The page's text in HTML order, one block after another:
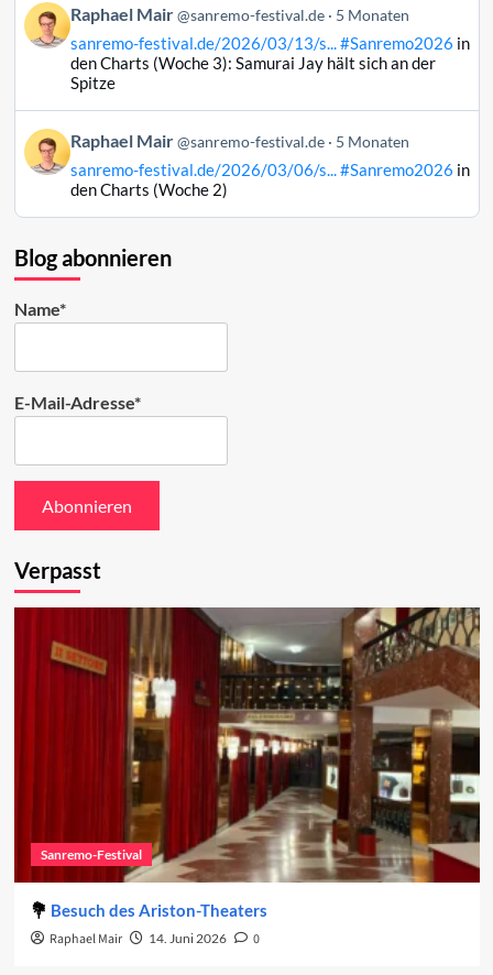
Bluesky
ansehen
Beitrag
von
Raphael
ansehen
Raphael Mair @sanremo-festival.de 5 Monaten
sanremo-festival.de/2026/03/13/s...#Sanremo2026 in
den Charts (Woche 3): Samurai Jay hält sich an der
Spitze
Beitrag
von
Raphael
Bluesky
ansehen
Raphael Mair @sanremo-festival.de 5 Monaten
sanremo-festival.de/2026/03/06/s...#Sanremo2026 in
den Charts (Woche 2)
Blog abonnieren
Name*
E-Mail-Adresse*
Verpasst
Sanremo-Festival
Besuch des Ariston-Theaters
Raphael Mair 14. Juni 2026 0